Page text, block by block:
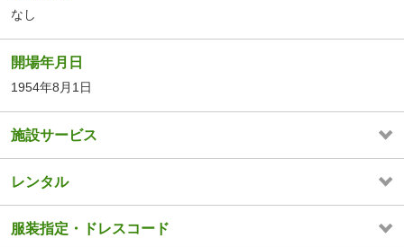
なし
開場年月日
1954年8月1日
施設サービス
レンタル
服装指定・ドレスコード